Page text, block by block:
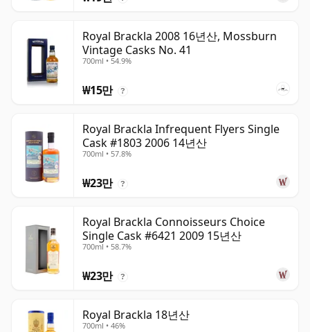
Royal Brackla 2008 16년산, Mossburn
Vintage Casks No. 41
700ml • 54.9%
₩15만 ?
Royal Brackla Infrequent Flyers Single
Cask #1803 2006 14년산
700ml • 57.8%
₩23만 ?
Royal Brackla Connoisseurs Choice
Single Cask #6421 2009 15년산
700ml • 58.7%
₩23만 ?
Royal Brackla 18년산
700ml • 46%